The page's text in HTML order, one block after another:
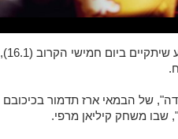
התאחדות ענף הקולנוע הכריזה על יום הקולנוע שיתקיים ביום חמישי הקרוב (16.1),
של הבמאי ארז תדמור בכיכובם
שבו משחק קיליאן מרפי.